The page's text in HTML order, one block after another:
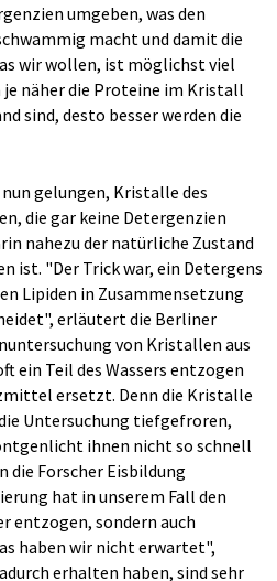
umgeben, was den
macht und damit die
wir wollen, ist möglichst viel
näher die Proteine im Kristall
sind, desto besser werden die
gelungen, Kristalle des
die gar keine Detergenzien
nahezu der natürliche Zustand
ist. "Der Trick war, ein Detergens
Lipiden in Zusammensetzung
erläutert die Berliner
von Kristallen aus
ein Teil des Wassers entzogen
ersetzt. Denn die Kristalle
Untersuchung tiefgefroren,
ihnen nicht so schnell
die Forscher Eisbildung
hat in unserem Fall den
entzogen, sondern auch
haben wir nicht erwartet",
erhalten haben, sind sehr